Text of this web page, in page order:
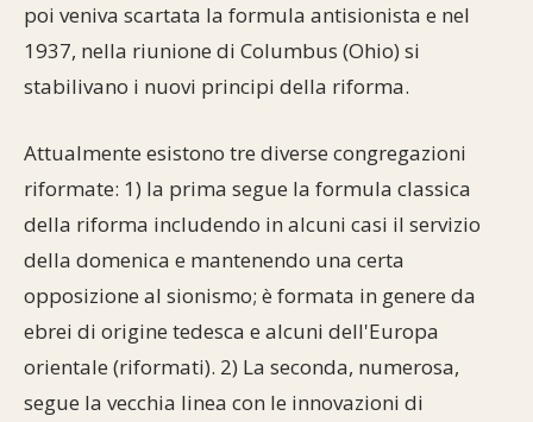
poi veniva scartata la formula antisionista e nel
1937, nella riunione di Columbus (Ohio) si
stabilivano i nuovi principi della riforma.
Attualmente esistono tre diverse congregazioni
riformate: 1) la prima segue la formula classica
della riforma includendo in alcuni casi il servizio
della domenica e mantenendo una certa
opposizione al sionismo; è formata in genere da
ebrei di origine tedesca e alcuni dell'Europa
orientale (riformati). 2) La seconda, numerosa,
segue la vecchia linea con le innovazioni di